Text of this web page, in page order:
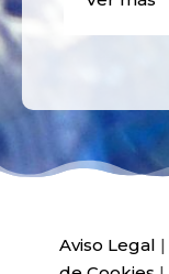
Aviso Legal |